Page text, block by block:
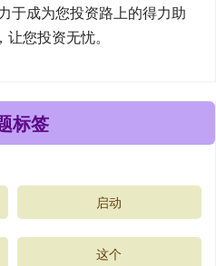
于成为您投资路上的得力助
您投资无忧。
标签
启动
这个